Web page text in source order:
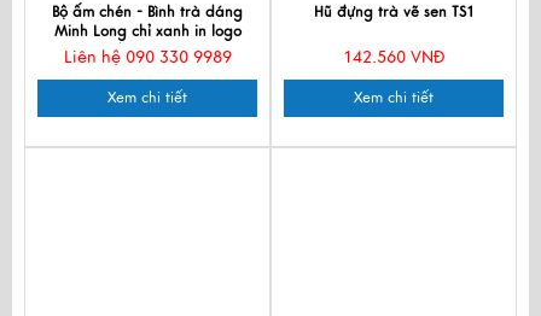
Bộ ấm chén - Bình trà dáng
Minh Long chỉ xanh in logo
Nam Phương HDNP02
Liên hệ 090 330 9989
Xem chi tiết
Hũ đựng trà vẽ sen TS1
142.560 VNĐ
Xem chi tiết